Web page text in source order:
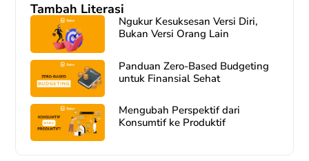
Tambah Literasi
Ngukur Kesuksesan Versi Diri,
Bukan Versi Orang Lain
Panduan Zero-Based Budgeting
untuk Finansial Sehat
Mengubah Perspektif dari
Konsumtif ke Produktif